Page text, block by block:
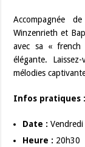
Accompagnée
Winzenrieth et
avec sa «
élégante.
mélodies
Infos pratiques :
Date :
Heure : 20h30